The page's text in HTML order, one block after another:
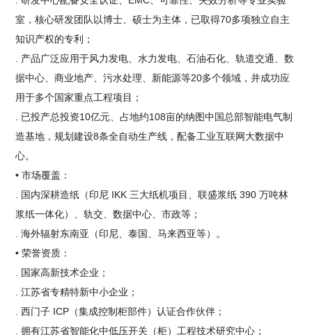
室，核心研发团队以博士、硕士为主体，已取得70多项独立自主
知识产权的专利；
. 产品广泛应用于风力发电、水力发电、石油石化、轨道交通、数
据中心、商业地产、污水处理、新能源等20多个领域，并成功应
用于多个国家重点工程项目；
. 已投产总投资10亿元、占地约108亩的纳图中国总部智能电气制
造基地，规划建设8条全自动生产线，配备工业互联网大数据中
心。
• 市场覆盖：
. 国内深耕造纸（印尼 IKK 三大纸机项目、联盛浆纸 390 万吨林
浆纸一体化）、轨交、数据中心、市政等；
. 海外辐射东南亚（印尼、泰国、马来西亚等）。
• 荣誉资质：
. 国家高新技术企业；
. 江苏省专精特新中小企业；
. 西门子 ICP（集成控制柜部件）认证合作伙伴；
. 拥有江苏省智能化中低压开关（柜）工程技术研究中心；